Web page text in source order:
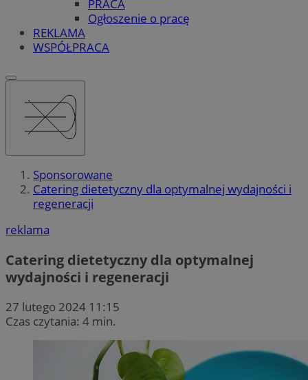
PRACA
Ogłoszenie o pracę
REKLAMA
WSPÓŁPRACA
Sponsorowane
Catering dietetyczny dla optymalnej wydajności i
regeneracji
reklama
Catering dietetyczny dla optymalnej
wydajności i regeneracji
27 lutego 2024 11:15
Czas czytania: 4 min.